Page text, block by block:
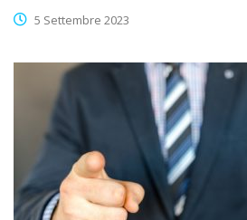
5 Settembre 2023